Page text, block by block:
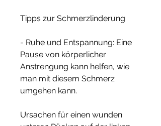
Tipps zur Schmerzlinderung
- Ruhe und Entspannung: Eine
Pause von körperlicher
Anstrengung kann helfen, wie
man mit diesem Schmerz
umgehen kann.
Ursachen für einen wunden